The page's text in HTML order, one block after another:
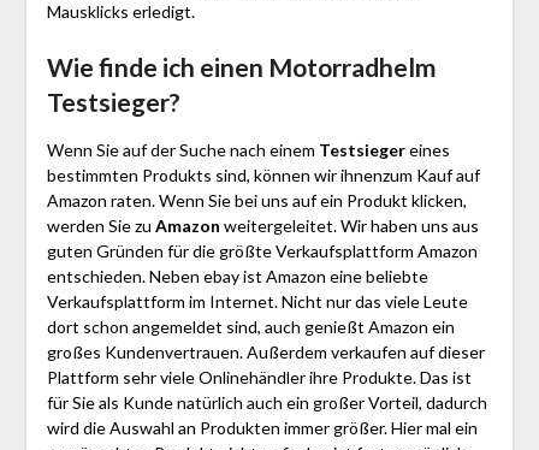
Mausklicks erledigt.
Wie finde ich einen Motorradhelm
Testsieger?
Wenn Sie auf der Suche nach einem Testsiegereines
bestimmten Produkts sind, können wir ihnenzum Kauf auf
Amazon raten. Wenn Sie bei uns auf ein Produkt klicken,
werden Sie zu Amazon weitergeleitet. Wir haben uns aus
guten Gründen für die größte Verkaufsplattform Amazon
entschieden. Neben ebay ist Amazon eine beliebte
Verkaufsplattform im Internet. Nicht nur das viele Leute
dort schon angemeldet sind, auch genießt Amazon ein
großes Kundenvertrauen. Außerdem verkaufen auf dieser
Plattform sehr viele Onlinehändler ihre Produkte. Das ist
für Sie als Kunde natürlich auch ein großer Vorteil, dadurch
wird die Auswahl an Produkten immer größer. Hier mal ein